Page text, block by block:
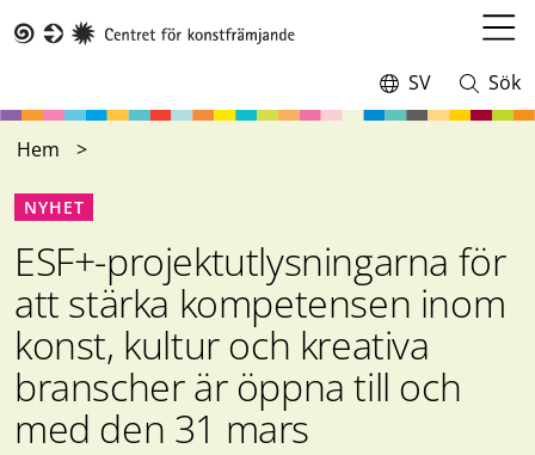
till
Switch
language,
SV
Öppna
och
Sök
Hem
NYHET
ESF+-projektutlysningarna för
att stärka kompetensen inom
konst, kultur och kreativa
branscher är öppna till och
med den 31 mars